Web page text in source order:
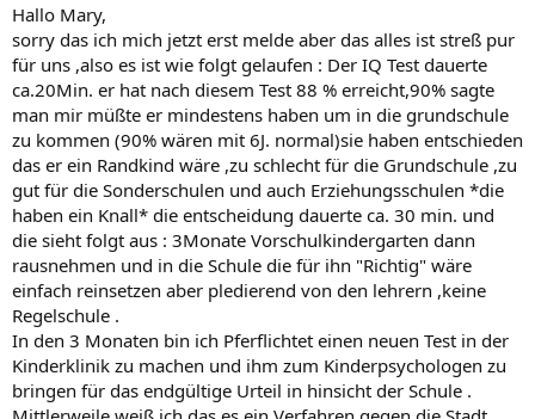
Hallo Mary,
sorry das ich mich jetzt erst melde aber das alles ist streß pur
für uns ,also es ist wie folgt gelaufen : Der IQ Test dauerte
ca.20Min. er hat nach diesem Test 88 % erreicht,90% sagte
man mir müßte er mindestens haben um in die grundschule
zu kommen (90% wären mit 6J. normal)sie haben entschieden
das er ein Randkind wäre ,zu schlecht für die Grundschule ,zu
gut für die Sonderschulen und auch Erziehungsschulen *die
haben ein Knall* die entscheidung dauerte ca. 30 min. und
die sieht folgt aus : 3Monate Vorschulkindergarten dann
rausnehmen und in die Schule die für ihn "Richtig" wäre
einfach reinsetzen aber pledierend von den lehrern ,keine
Regelschule .
In den 3 Monaten bin ich Pferflichtet einen neuen Test in der
Kinderklinik zu machen und ihm zum Kinderpsychologen zu
bringen für das endgültige Urteil in hinsicht der Schule .